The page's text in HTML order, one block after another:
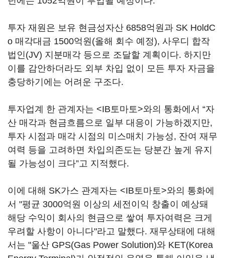
투자 재원은 보유 현금성자산 6858억원과 SK HoldC
o 매각대금 1500억원(올해 회수 예정), 사우디 합작
법인(JV) 지분매각 등으로 조달할 계획이다. 하지만
이를 감안하더라도 외부 차입 없이 모든 투자 자금을
충당하기에는 어려운 구조다.
투자업계 한 관계자는 <IB토마토>와의 통화에서 “자
산 매각과 현금흐름으로 일부 대응이 가능하겠지만,
투자 시점과 매각 시점의 미스매치 가능성, 잔여 재무
여력 등을 고려하면 차입의존도는 당분간 높게 유지
될 가능성이 크다”고 지적했다.
이에 대해 SK가스 관계자는 <IB토마토>와의 통화에
서 "평균 3000억원 이상의 세전이익 창출이 예상돼
해당 수익이 회사의 현금으로 쌓여 투자여력은 크게
우려할 사항이 아니다"라고 말했다. 재무상태에 대해
서는 "울산 GPS(Gas Power Solution)와 KET(Korea